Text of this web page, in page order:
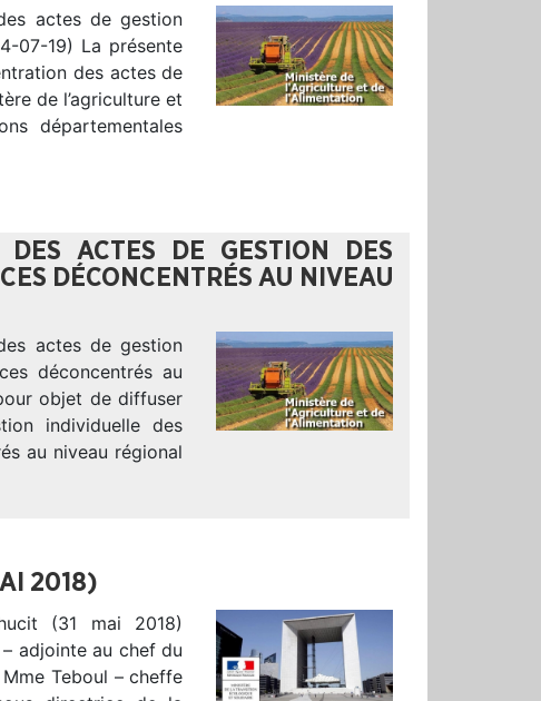
actes de gestion
07-19) La présente
des actes de
de l’agriculture et
départementales
DES ACTES DE GESTION DES
DÉCONCENTRÉS AU NIVEAU
actes de gestion
déconcentrés au
objet de diffuser
individuelle des
au niveau régional
2018)
(31 mai 2018)
adjointe au chef du
Teboul – cheffe